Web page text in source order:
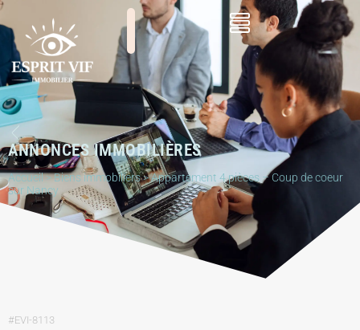
ANNONCES IMMOBILIÈRES
Accueil>Biens immobiliers>Appartement 4 pièces – Coup de coeur
sur Nancy
#EVI-8113